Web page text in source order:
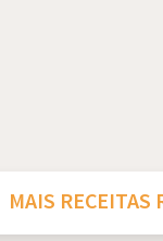
MAIS RECEITAS